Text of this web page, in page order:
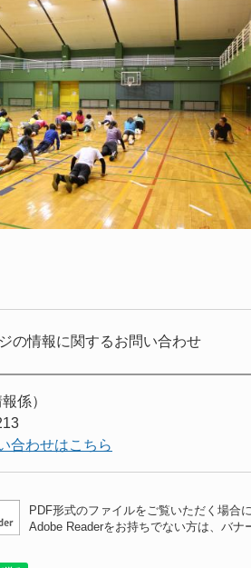
の情報に関するお問い合わせ
報係
合わせはこちら
PDF形式のファイルをご覧いただく場合
Adobe Readerをお持ちでない方は、バナ